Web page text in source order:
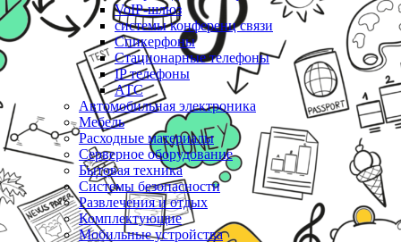
VoIP-шлюз
системы конференц связи
Спикерфоны
Стационарные телефоны
IP телефоны
АТС
Автомобильная электроника
Мебель
Расходные материалы
Серверное оборудование
Бытовая техника
Системы безопасности
Развлечения и отдых
Комплектующие
Мобильные устройства